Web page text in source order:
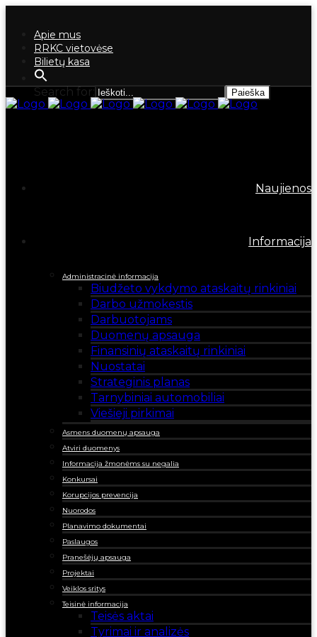
Apie mus
RRKC vietovėse
Bilietų kasa
Search for:
Naujienos
Informacija
Administracinė informacija
Biudžeto vykdymo ataskaitų rinkiniai
Darbo užmokestis
Darbuotojams
Duomenų apsauga
Finansinių ataskaitų rinkiniai
Nuostatai
Strateginis planas
Tarnybiniai automobiliai
Viešieji pirkimai
Asmens duomenų apsauga
Atviri duomenys
Informacija žmonėms su negalia
Konkursai
Korupcijos prevencija
Nuorodos
Planavimo dokumentai
Paslaugos
Pranešėjų apsauga
Projektai
Veiklos sritys
Teisinė informacija
Teisės aktai
Tyrimai ir analizės